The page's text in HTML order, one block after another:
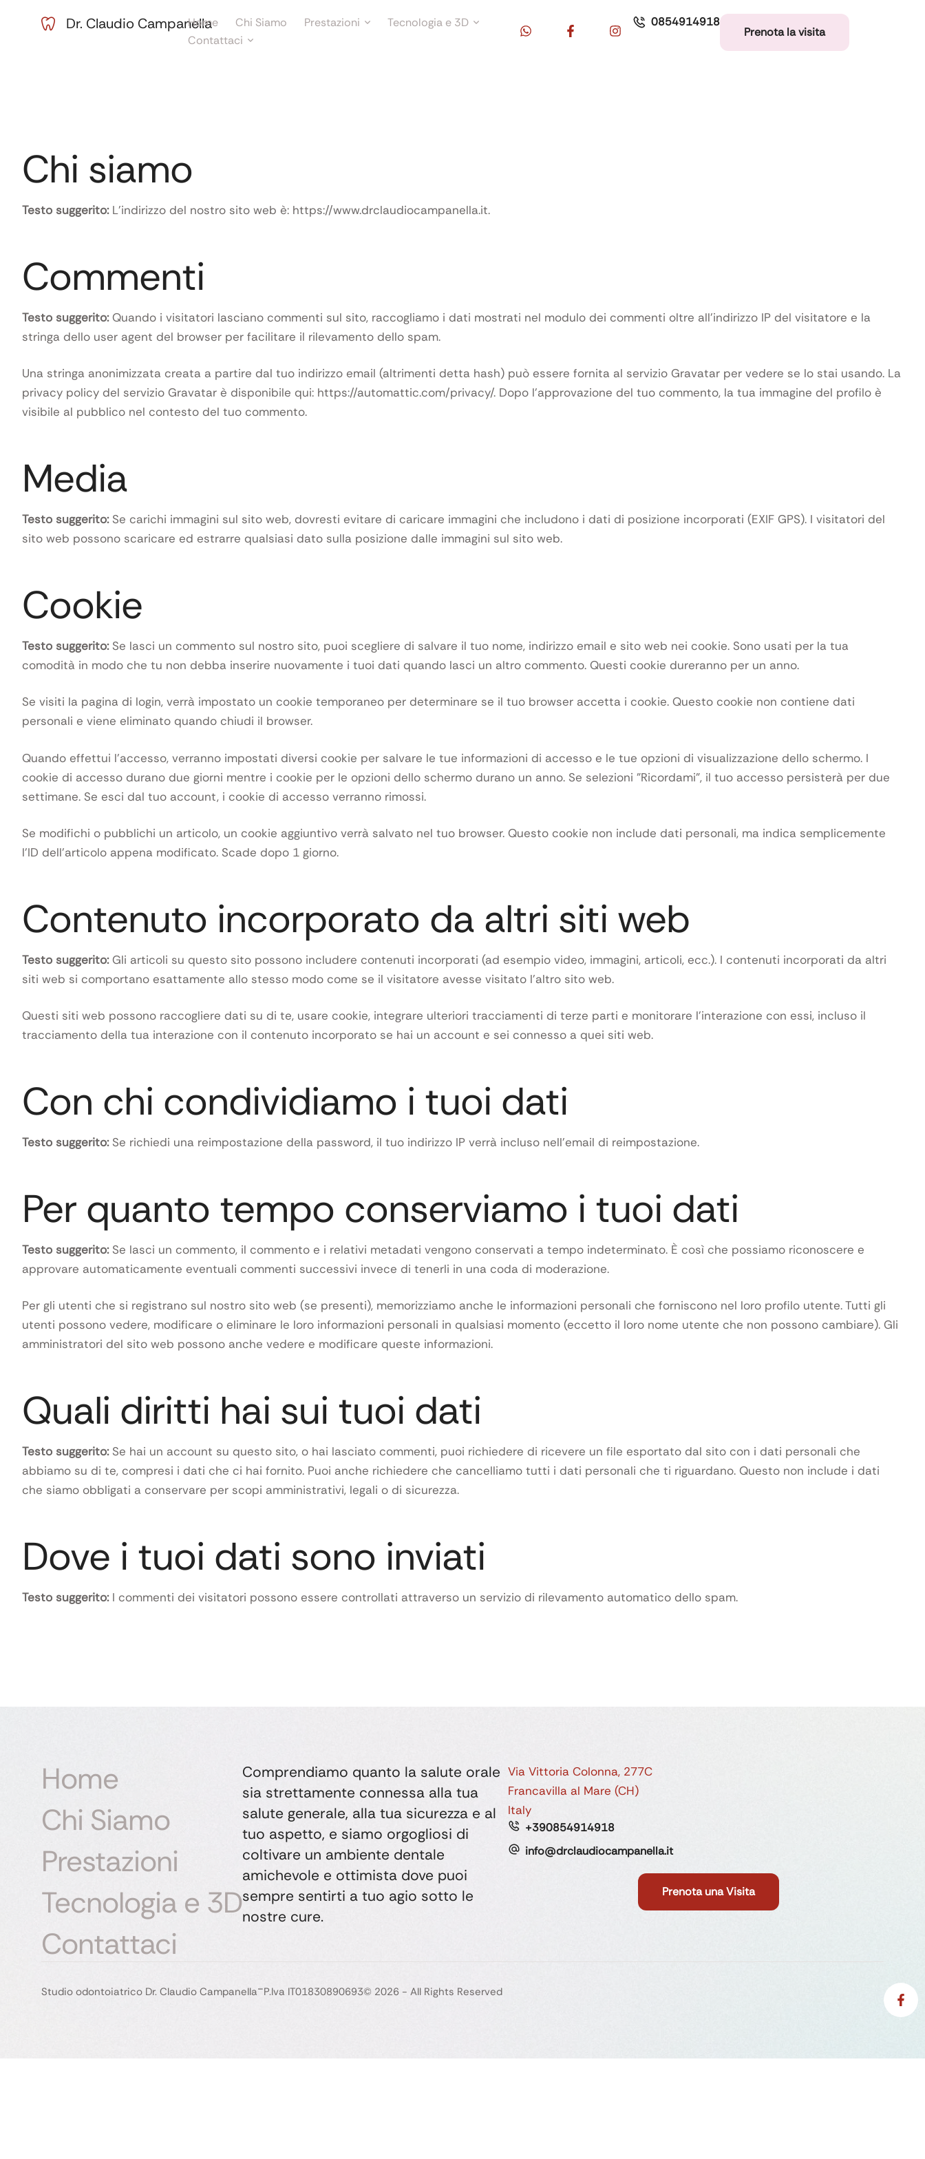
Dr. Claudio Campanella
Home Chi Siamo Prestazioni
Tecnologia e 3D
Contattaci
0854914918
Prenota la visita
Chi siamo
Testo suggerito: L’indirizzo del nostro sito web è: https://www.drclaudiocampanella.it.
Commenti
Testo suggerito:Quando i visitatori lasciano commenti sul sito, raccogliamo i dati mostrati nel modulo dei commenti oltre all’indirizzo IP del visitatore e la
stringa dello user agent del browser per facilitare il rilevamento dello spam.
Una stringa anonimizzata creata a partire dal tuo indirizzo email (altrimenti detta hash) può essere fornita al servizio Gravatar per vedere se lo stai usando. La
privacy policy del servizio Gravatar è disponibile qui: https://automattic.com/privacy/. Dopo l’approvazione del tuo commento, la tua immagine del profilo è
visibile al pubblico nel contesto del tuo commento.
Media
Testo suggerito: Se carichi immagini sul sito web, dovresti evitare di caricare immagini che includono i dati di posizione incorporati (EXIF GPS). I visitatori del
sito web possono scaricare ed estrarre qualsiasi dato sulla posizione dalle immagini sul sito web.
Cookie
Testo suggerito: Se lasci un commento sul nostro sito, puoi scegliere di salvare il tuo nome, indirizzo email e sito web nei cookie. Sono usati per la tua
comodità in modo che tu non debba inserire nuovamente i tuoi dati quando lasci un altro commento. Questi cookie dureranno per un anno.
Se visiti la pagina di login, verrà impostato un cookie temporaneo per determinare se il tuo browser accetta i cookie. Questo cookie non contiene dati
personali e viene eliminato quando chiudi il browser.
Quando effettui l’accesso, verranno impostati diversi cookie per salvare le tue informazioni di accesso e le tue opzioni di visualizzazione dello schermo. I
cookie di accesso durano due giorni mentre i cookie per le opzioni dello schermo durano un anno. Se selezioni "Ricordami", il tuo accesso persisterà per due
settimane. Se esci dal tuo account, i cookie di accesso verranno rimossi.
Se modifichi o pubblichi un articolo, un cookie aggiuntivo verrà salvato nel tuo browser. Questo cookie non include dati personali, ma indica semplicemente
l’ID dell’articolo appena modificato. Scade dopo 1 giorno.
Contenuto incorporato da altri siti web
Testo suggerito:Gli articoli su questo sito possono includere contenuti incorporati (ad esempio video, immagini, articoli, ecc.). I contenuti incorporati da altri
siti web si comportano esattamente allo stesso modo come se il visitatore avesse visitato l’altro sito web.
Questi siti web possono raccogliere dati su di te, usare cookie, integrare ulteriori tracciamenti di terze parti e monitorare l’interazione con essi, incluso il
tracciamento della tua interazione con il contenuto incorporato se hai un account e sei connesso a quei siti web.
Con chi condividiamo i tuoi dati
Testo suggerito: Se richiedi una reimpostazione della password, il tuo indirizzo IP verrà incluso nell’email di reimpostazione.
Per quanto tempo conserviamo i tuoi dati
Testo suggerito: Se lasci un commento, il commento e i relativi metadati vengono conservati a tempo indeterminato. È così che possiamo riconoscere e
approvare automaticamente eventuali commenti successivi invece di tenerli in una coda di moderazione.
Per gli utenti che si registrano sul nostro sito web (se presenti), memorizziamo anche le informazioni personali che forniscono nel loro profilo utente. Tutti gli
utenti possono vedere, modificare o eliminare le loro informazioni personali in qualsiasi momento (eccetto il loro nome utente che non possono cambiare). Gli
amministratori del sito web possono anche vedere e modificare queste informazioni.
Quali diritti hai sui tuoi dati
Testo suggerito: Se hai un account su questo sito, o hai lasciato commenti, puoi richiedere di ricevere un file esportato dal sito con i dati personali che
abbiamo su di te, compresi i dati che ci hai fornito. Puoi anche richiedere che cancelliamo tutti i dati personali che ti riguardano. Questo non include i dati
che siamo obbligati a conservare per scopi amministrativi, legali o di sicurezza.
Dove i tuoi dati sono inviati
Testo suggerito: I commenti dei visitatori possono essere controllati attraverso un servizio di rilevamento automatico dello spam.
Home
Chi Siamo
Prestazioni
Tecnologia e 3D
Contattaci
Comprendiamo quanto la salute orale
sia strettamente connessa alla tua
salute generale, alla tua sicurezza e al
tuo aspetto, e siamo orgogliosi di
coltivare un ambiente dentale
amichevole e ottimista dove puoi
sempre sentirti a tuo agio sotto le
nostre cure.
Via Vittoria Colonna, 277C
Francavilla al Mare (CH)
Italy
+390854914918
info@drclaudiocampanella.it
Prenota una Visita
Studio odontoiatrico Dr. Claudio Campanella-P.Iva IT01830890693© 2026 - All Rights Reserved